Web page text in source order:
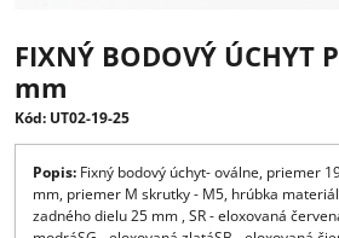
FIXNÝ BODOVÝ
mm
Kód: UT02-19-25